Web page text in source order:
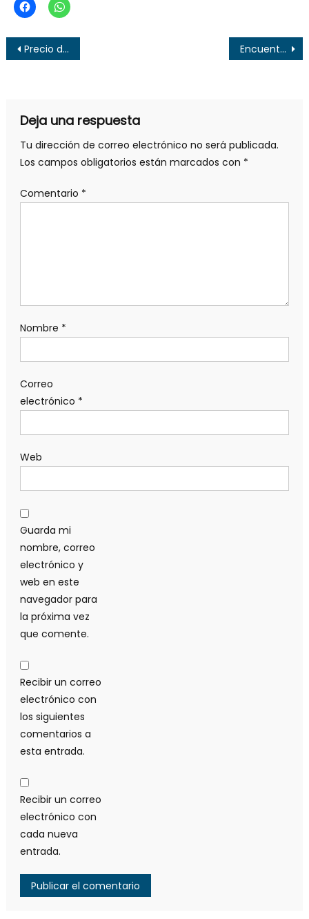
Navegación
de
Precio de los combustibles en El Salvador (1 al 9 de enero 2023) Encuentran cuerpo de panadero que estaba desaparecido en Santa Ana
Deja una respuesta
Tu dirección de correo electrónico no será publicada.
Los campos obligatorios están marcados con *
Comentario *
Nombre *
Correo
electrónico *
Web
Guarda mi
nombre, correo
electrónico y
web en este
navegador para
la próxima vez
que comente.
Recibir un correo
electrónico con
los siguientes
comentarios a
esta entrada.
Recibir un correo
electrónico con
cada nueva
entrada.